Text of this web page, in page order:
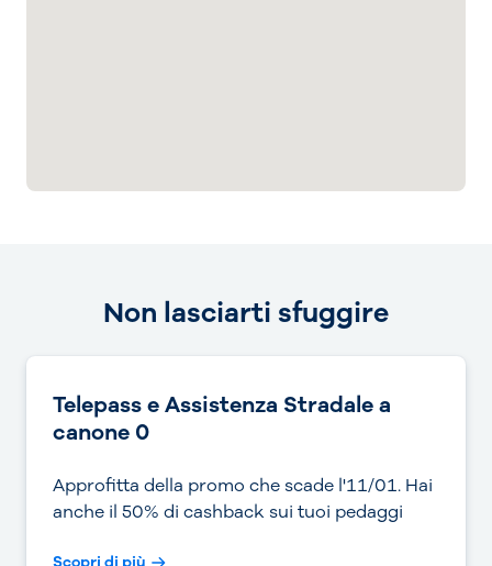
Non lasciarti sfuggire
Telepass e Assistenza Stradale a
canone 0
Approfitta della promo che scade l'11/01. Hai
anche il 50% di cashback sui tuoi pedaggi